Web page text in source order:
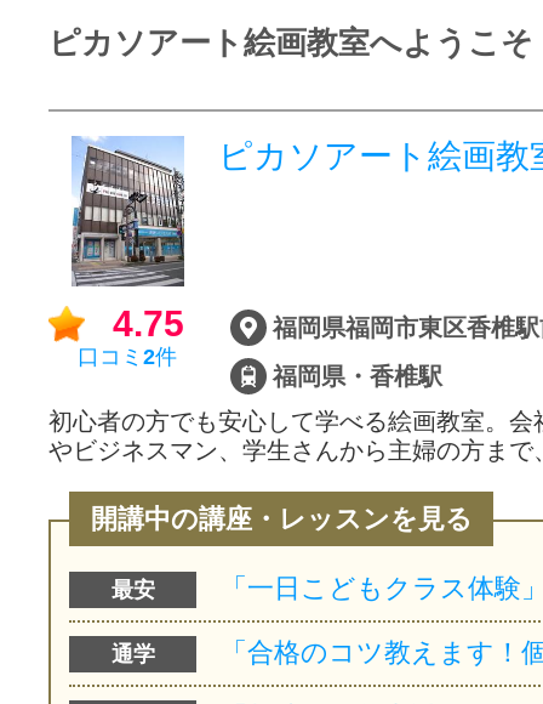
ピカソアート絵画教室へようこそ
ピカソアート絵画教
4.75
口コミ 2件
福岡県・香椎駅
初心者の方でも安心して学べる絵画教室。会
やビジネスマン、学生さんから主婦の方ま
開講中の講座・レッスンを見る
最安
通学